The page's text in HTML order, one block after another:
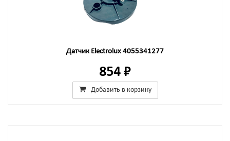
Датчик Electrolux 4055341277
854 ₽
Добавить в корзину